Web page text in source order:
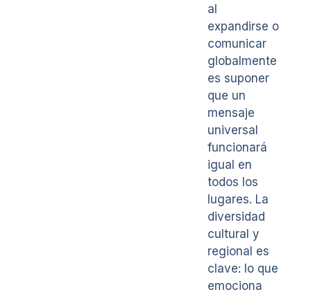
al
expandirse o
comunicar
globalmente
es suponer
que un
mensaje
universal
funcionará
igual en
todos los
lugares. La
diversidad
cultural y
regional es
clave: lo que
emociona